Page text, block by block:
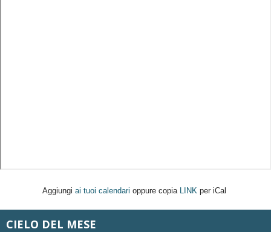
Aggiungi ai tuoi calendari oppure copia LINK per iCal
CIELO DEL MESE